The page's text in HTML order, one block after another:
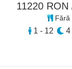
11220 RON
Fără
1 - 12 4